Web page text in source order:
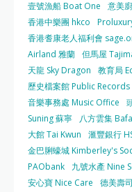
壹號漁船 Boat One
意美
香港中樂團 hkco
香港耆康老人福利會
Airland 雅蘭 但馬屋
天龍 Sky Dragon
教育局
歷史檔案館 Public
音樂事務處 Music Office
Suning 蘇寧
八方雲集
大館 Tai Kwun
滙豐銀行
金巴脷蠔城 Kimberley's
PAObank
九號水產 Nine
安心寶 Nice Care
德美壽